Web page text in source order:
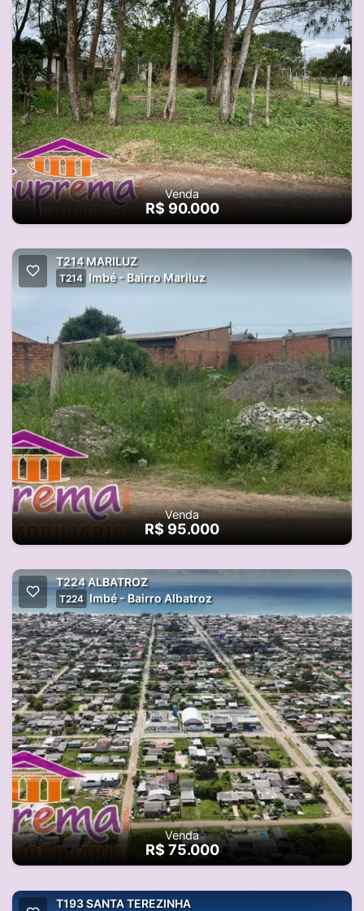
Venda
R$ 90.000
T214 MARILUZ
T214 Imbé - Bairro Mariluz
Venda
R$ 95.000
T224 ALBATROZ
T224 Imbé - Bairro Albatroz
Venda
R$ 75.000
T193 SANTA TEREZINHA